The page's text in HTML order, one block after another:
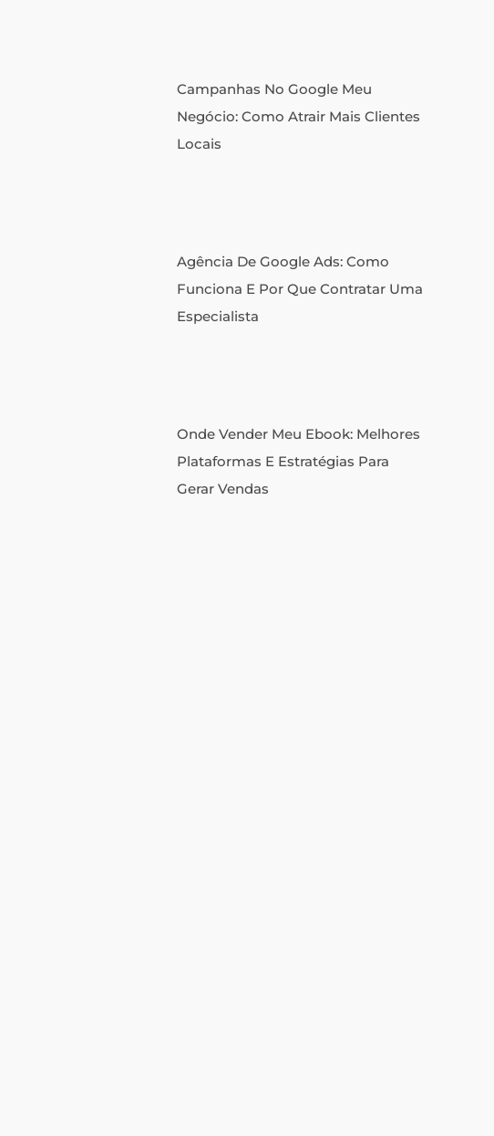
Campanhas No Google Meu
Negócio: Como Atrair Mais Clientes
Locais
Agência De Google Ads: Como
Funciona E Por Que Contratar Uma
Especialista
Onde Vender Meu Ebook: Melhores
Plataformas E Estratégias Para
Gerar Vendas